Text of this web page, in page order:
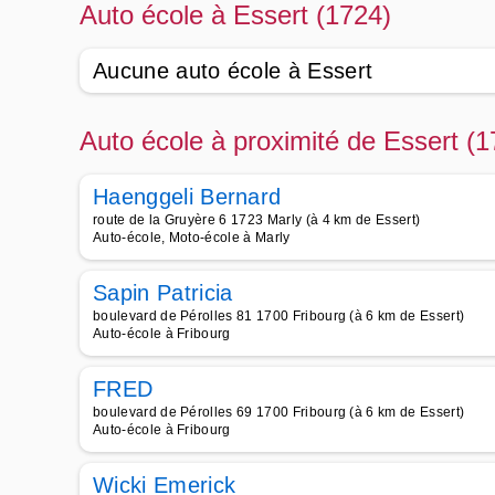
Auto école à Essert (1724)
Aucune auto école à Essert
Auto école à proximité de Essert
Haenggeli Bernard
route de la Gruyère 6 1723 Marly (à 4 km de Essert)
Auto-école, Moto-école à Marly
Sapin Patricia
boulevard de Pérolles 81 1700 Fribourg (à 6 km de Essert)
Auto-école à Fribourg
FRED
boulevard de Pérolles 69 1700 Fribourg (à 6 km de Essert)
Auto-école à Fribourg
Wicki Emerick